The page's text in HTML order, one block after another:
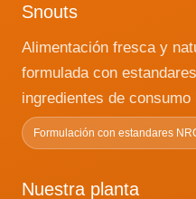
Snouts
Alimentación fresca y
formulada con
ingredientes de consumo
Formulación con estandares
Nuestra planta